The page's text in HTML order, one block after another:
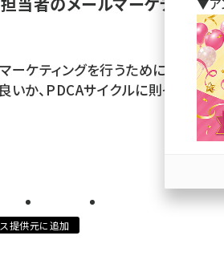
ケティングを行うためにどう
いか、PDCAサイクルに則った形
提供元に追加